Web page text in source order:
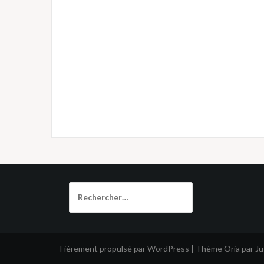
Fièrement propulsé par WordPress | Thème Oria par